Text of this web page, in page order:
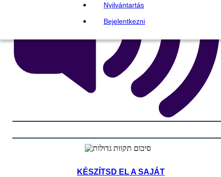
Nyilvántartás
Bejelentkezni
KÉSZÍTSD EL A SAJÁT